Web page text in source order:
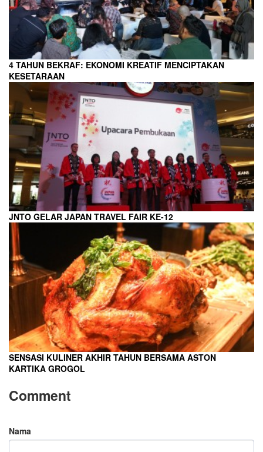
4 TAHUN BEKRAF: EKONOMI KREATIF MENCIPTAKAN
KESETARAAN
JNTO GELAR JAPAN TRAVEL FAIR KE-12
SENSASI KULINER AKHIR TAHUN BERSAMA ASTON
KARTIKA GROGOL
Comment
Nama